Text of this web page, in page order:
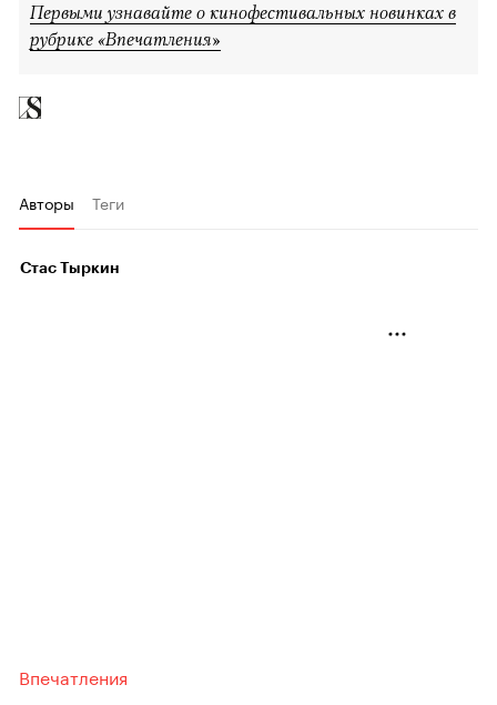
Первыми узнавайте о кинофестивальных новинках в
рубрике «Впечатления»
Авторы Теги
Стас Тыркин
Впечатления